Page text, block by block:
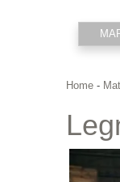
Home -